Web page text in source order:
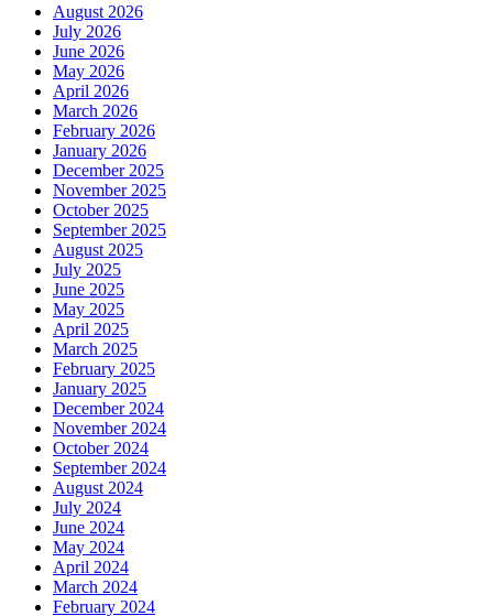
August 2026
July 2026
June 2026
May 2026
April 2026
March 2026
February 2026
January 2026
December 2025
November 2025
October 2025
September 2025
August 2025
July 2025
June 2025
May 2025
April 2025
March 2025
February 2025
January 2025
December 2024
November 2024
October 2024
September 2024
August 2024
July 2024
June 2024
May 2024
April 2024
March 2024
February 2024